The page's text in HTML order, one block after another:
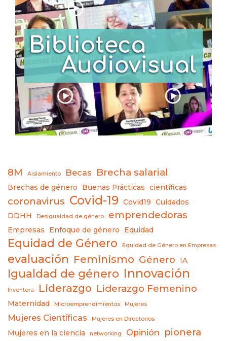
8M Aislamiento Becas Brecha salarial
Brechas de género Buenas Prácticas científicas
coronavirus Covid-19 Covid19
Cuidados
DDHH
Desigualdad de género emprendedoras
Empresas Enfoque de género Equidad
Equidad de Género Equidad de Género en Empresas
evaluación Feminismo Género IA
Igualdad de género Innovación
Inventora Liderazgo Liderazgo Femenino
Maternidad Microemprendimientos Mujeres
Mujeres Científicas Mujeres en Directorios
Mujeres en la ciencia networking Opinión pionera